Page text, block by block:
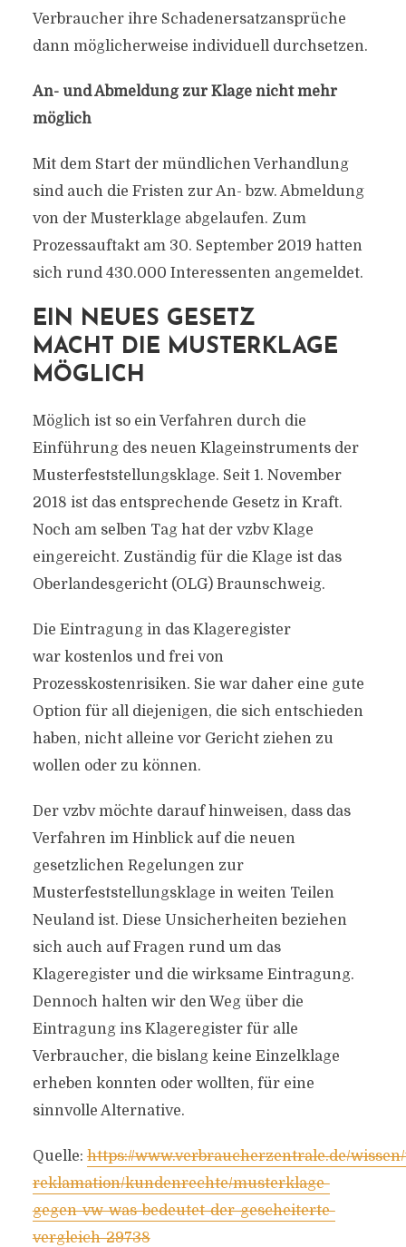
Verbraucher ihre Schadenersatzansprüche
dann möglicherweise individuell durchsetzen.
An- und Abmeldung zur Klage nicht mehr
möglich
Mit dem Start der mündlichen Verhandlung
sind auch die Fristen zur An- bzw. Abmeldung
von der Musterklage abgelaufen. Zum
Prozessauftakt am 30. September 2019 hatten
sich rund 430.000 Interessenten angemeldet.
EIN NEUES GESETZ
MACHT DIE MUSTERKLAGE
MÖGLICH
Möglich ist so ein Verfahren durch die
Einführung des neuen Klageinstruments der
Musterfeststellungsklage. Seit 1. November
2018 ist das entsprechende Gesetz in Kraft.
Noch am selben Tag hat der vzbv Klage
eingereicht. Zuständig für die Klage ist das
Oberlandesgericht (OLG) Braunschweig.
Die Eintragung in das Klageregister
war kostenlos und frei von
Prozesskostenrisiken. Sie war daher eine gute
Option für all diejenigen, die sich entschieden
haben, nicht alleine vor Gericht ziehen zu
wollen oder zu können.
Der vzbv möchte darauf hinweisen, dass das
Verfahren im Hinblick auf die neuen
gesetzlichen Regelungen zur
Musterfeststellungsklage in weiten Teilen
Neuland ist. Diese Unsicherheiten beziehen
sich auch auf Fragen rund um das
Klageregister und die wirksame Eintragung.
Dennoch halten wir den Weg über die
Eintragung ins Klageregister für alle
Verbraucher, die bislang keine Einzelklage
erheben konnten oder wollten, für eine
sinnvolle Alternative.
Quelle:https://www.verbraucherzentrale.de/
reklamation/kundenrechte/musterklage-
gegen-vw-was-bedeutet-der-gescheiterte-
vergleich-29738